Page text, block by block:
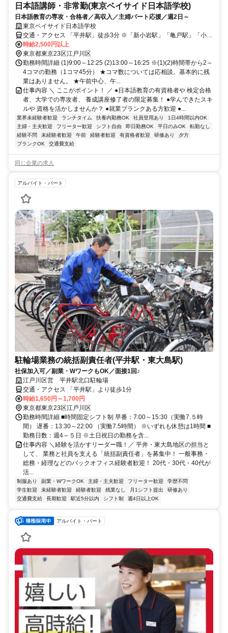
日本語講師・非常勤(東京ベイサイド日本語学校)
日本語教育の専攻・合格者／高収入／主婦パート応援／週2日～
東京ベイサイド日本語学校
交通・アクセス 「平井駅」徒歩3分 ※「新小岩駅」「亀戸駅」「小岩
駅」 「錦糸町駅」「船橋駅」「秋葉原駅」 「市川駅」「浅草橋駅」
「本八幡駅」 「御茶ノ水駅」などの駅からもアクセス良好！
時給2,500円以上
東京都東京23区江戸川区
勤務時間詳細 (1)9:00～12:25 (2)13:00～16:25 ※(1)(2)時間帯から2～
4コマの勤務（1コマ45分） ★コマ数については応相談。基本的に残
業はありません。 ★午前中心、午...
仕事内容 ＼ ここがポイント！ ／ ●日本語教育の有資格者や 検定合格
者、大学での専攻者、 養成講座修了者の限定募集！ ●学んできたスキ
ルや 資格を活かしませんか？ ●就業ブランクある方歓迎 ●...
業界未経験者歓迎 ランチタイム 扶養内勤務OK 社員登用あり
1日4時間以内OK
主婦・主夫歓迎
フリーター歓迎 シフト自由 即日勤務OK 平日のみOK
転勤なし
経験不問
未経験者歓迎 午前 経験者歓迎 有資格者歓迎 研修あり
夕方
ブランクOK
交通費支給
同じ企業の求人
アルバイト・パート
駐輪場業務の統括副責任者(平井駅・東大島駅)
社保加入可／副業・WワークもOK／面接1回♪
江戸川区営 平井駅北口駐輪場
交通・アクセス 「平井駅」より徒歩1分
時給1,650円～1,700円
東京都東京23区江戸川区
勤務時間詳細 ■時間固定シフト制 早番：7:00～15:30（実働7.５時
間） 遅番：13:30～22:00 （実働7.5時間） ※いずれも休憩は1時間 ■
勤務日数：週4～５日 ※土日祝日の勤務を含...
仕事内容 ＼経験を活かすリーダー職！／ 平井・東大島地区の担当と
して、 業務と社員を支える「統括副責任者」を募集中！ 一般事務・
総務・経理などのバックオフィス経験者歓迎！ 20代・30代・40代が
活...
制服あり 副業・WワークOK 主婦・主夫歓迎 フリーター歓迎
学歴不問
学生歓迎
未経験者歓迎 経験者歓迎 残業なし 月1シフト提出
研修あり
交通費支給
長期歓迎 駅近5分以内 シフト制 週4日以上OK
アルバイト・パート